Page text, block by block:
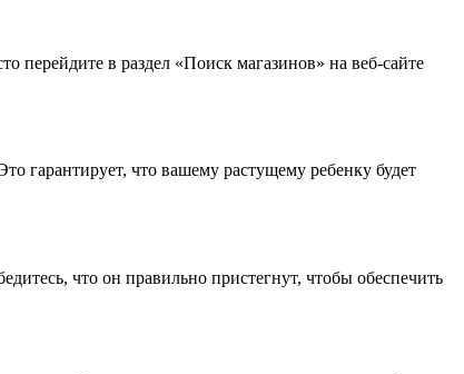
перейдите в раздел «Поиск магазинов» на веб-сайте
гарантирует, что вашему растущему ребенку будет
что он правильно пристегнут, чтобы обеспечить